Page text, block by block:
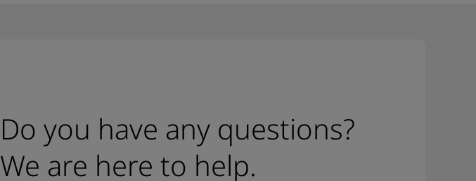
Do you have any questions?
We are here to help.